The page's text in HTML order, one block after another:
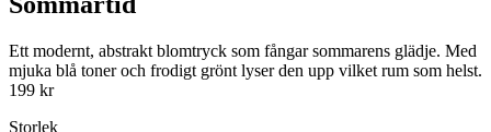
Ett modernt, abstrakt blomtryck som fångar sommarens glädje. Med
mjuka blå toner och frodigt grönt lyser den upp vilket rum som helst.
199 kr
Storlek